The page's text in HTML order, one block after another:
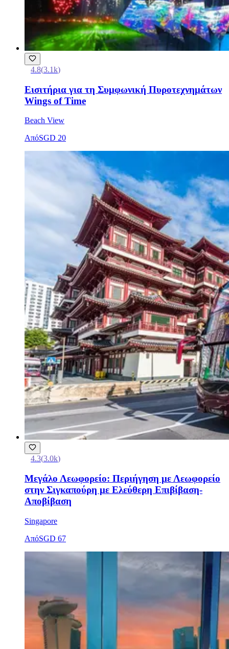
4.8(3.1k)
Εισιτήρια για τη Συμφωνική Πυροτεχνημάτων
Wings of Time
Beach View
ΑπόSGD 20
4.3(3.0k)
Μεγάλο Λεωφορείο: Περιήγηση με Λεωφορείο
στην Σιγκαπούρη με Ελεύθερη Επιβίβαση-
Αποβίβαση
Singapore
ΑπόSGD 67